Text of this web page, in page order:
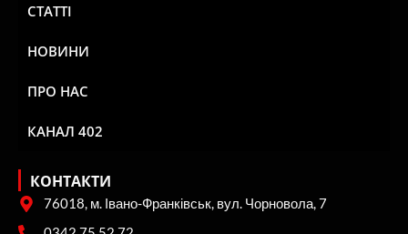
СТАТТІ
НОВИНИ
ПРО НАС
КАНАЛ 402
КОНТАКТИ
76018, м. Івано-Франківськ, вул. Чорновола, 7